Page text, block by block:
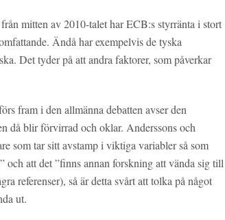
mitten av 2010-talet har ECB:s styrränta i stort
Ändå har exempelvis de tyska
Det tyder på att andra faktorer, som påverkar
fram i den allmänna debatten avser den
då blir förvirrad och oklar. Anderssons och
som tar sitt avstamp i viktiga variabler så som
och att det ”finns annan forskning att vända sig till
referenser), så är detta svårt att tolka på något
ut.